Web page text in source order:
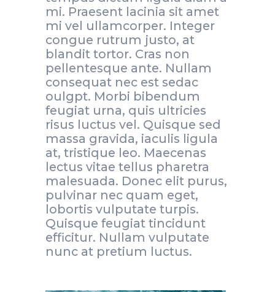
mi. Praesent lacinia sit amet
mi vel ullamcorper. Integer
congue rutrum justo, at
blandit tortor. Cras non
pellentesque ante. Nullam
consequat nec est sedac
oulgpt. Morbi bibendum
feugiat urna, quis ultricies
risus luctus vel. Quisque sed
massa gravida, iaculis ligula
at, tristique leo. Maecenas
lectus vitae tellus pharetra
malesuada. Donec elit purus,
pulvinar nec quam eget,
lobortis vulputate turpis.
Quisque feugiat tincidunt
efficitur. Nullam vulputate
nunc at pretium luctus.